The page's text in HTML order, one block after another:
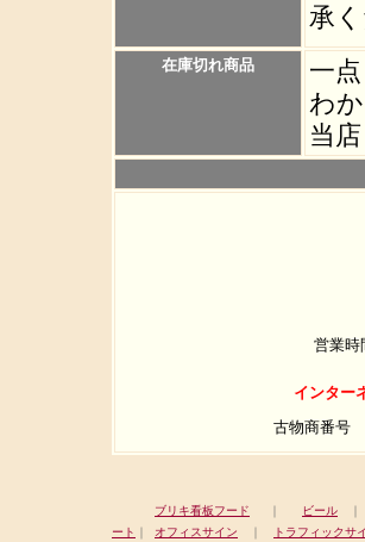
承
在庫切れ商品
一
わ
当
営業時
インター
古物商番号
ブリキ看板フード ビール
ート
オフィスサイン トラフィックサ